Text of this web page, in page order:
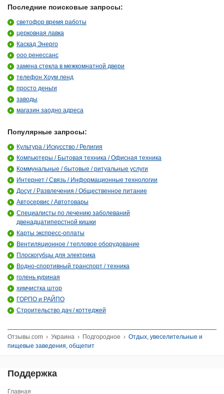
Последние поисковые запросы:
светофор время работы
церковная лавка
Каскад Энерго
ооо ренессанс
замена стекла в межкомнатной двери
телефон Хоум ленд
просто деньги
заводы
магазин заодно адреса
Популярные запросы:
Культура / Искусство / Религия
Компьютеры / Бытовая техника / Офисная техника
Коммунальные / бытовые / ритуальные услуги
Интернет / Связь / Информационные технологии
Досуг / Развлечения / Общественное питание
Автосервис / Автотовары
Специалисты по лечению заболеваний
двенадцатиперстной кишки
Карты экспресс-оплаты
Вентиляционное / тепловое оборудование
Плоскогубцы для электрика
Водно-спортивный транспорт / техника
голень куриная
химчистка штор
ГОРПО и РАЙПО
Строительство дач / коттеджей
Отзывы.com › Украина › Подгородное › Отдых, увеселительные и
пищевые заведения, общепит
Поддержка
Главная